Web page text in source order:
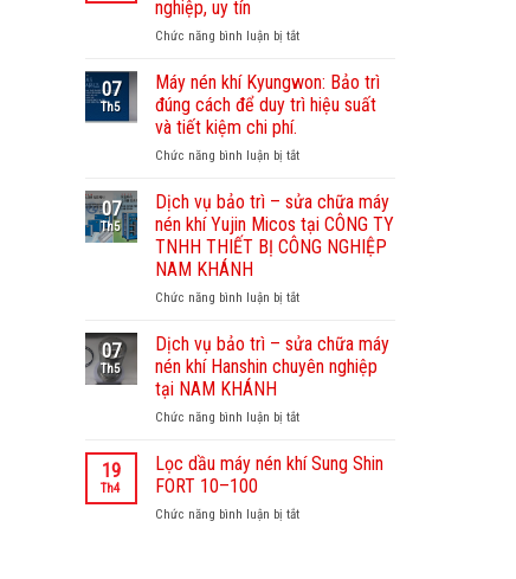
nghiệp, uy tín
Chức năng bình luận bị tắtở
vụ
bảo
dưỡng
nén
Sullair
–
Nam
Khánh
nghiệp,
tín
07
Th5
Máy nén khí Kyungwon: Bảo trì
đúng cách để duy trì hiệu suất
và tiết kiệm chi phí.
Chức năng bình luận bị tắtở
nén
khí
Kyungwon:
Bảo
đúng
để
duy
trì
suất
tiết
phí.
07
Th5
Dịch vụ bảo trì – sửa chữa máy
nén khí Yujin Micos tại CÔNG TY
TNHH THIẾT BỊ CÔNG NGHIỆP
NAM KHÁNH
Chức năng bình luận bị tắtở
vụ
bảo
trì
sửa
máy
Yujin
07
Th5
Dịch vụ bảo trì – sửa chữa máy
nén khí Hanshin chuyên nghiệp
tại NAM KHÁNH
Chức năng bình luận bị tắtở
vụ
–
19
Th4
Lọc dầu máy nén khí Sung Shin
FORT 10–100
Chức năng bình luận bị tắtở